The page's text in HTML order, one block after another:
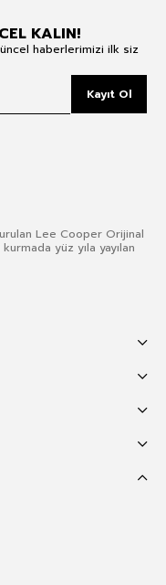
KALIN!
haberlerimizi ilk siz
Kayıt Ol
Lee Cooper Orijinal
yüz yıla yayılan